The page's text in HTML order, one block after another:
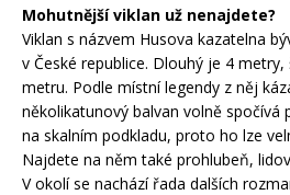
Mohutnější viklan už nenajdete?
Viklan s názvem Husova kazatelna
v České republice. Dlouhý je 4
metru. Podle místní legendy z něj
několikatunový balvan volně spočívá
na skalním podkladu, proto ho lze
Najdete na něm také prohlubeň,
V okolí se nachází řada dalších